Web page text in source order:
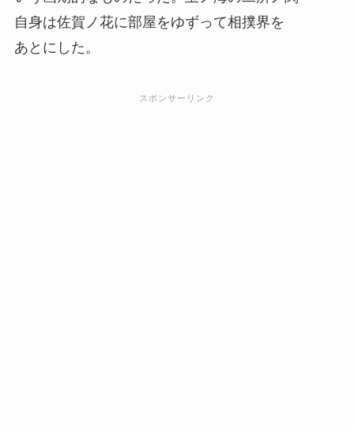
自身は佐賀ノ花に部屋をゆずって相撲界を
あとにした。
スポンサーリンク